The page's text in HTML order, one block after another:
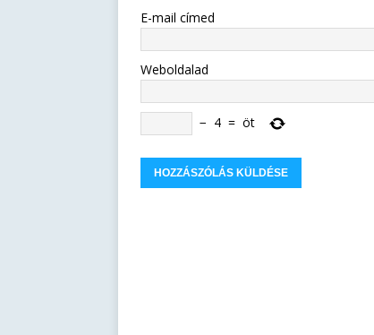
E-mail címed
Weboldalad
− 4 = öt